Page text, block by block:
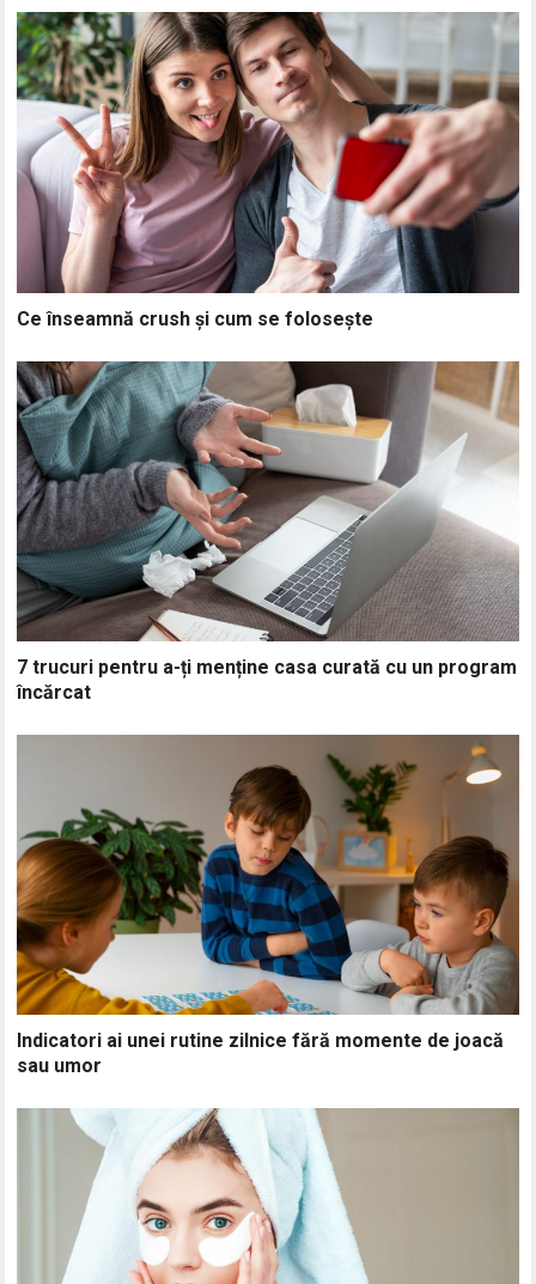
Ce înseamnă crush și cum se folosește
7 trucuri pentru a-ți menține casa curată cu un program
încărcat
Indicatori ai unei rutine zilnice fără momente de joacă
sau umor